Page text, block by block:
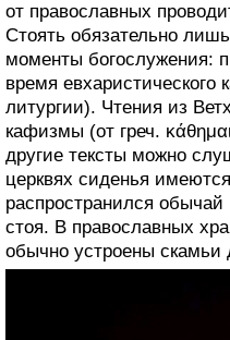
от православных
Стоять обязательно
моменты богослужения:
время евхаристического
литургии). Чтения из
кафизмы (от греч.
другие тексты можно
церквях сиденья
распространился
стоя. В православных
обычно устроены